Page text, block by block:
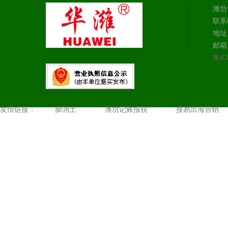
潍
联
地
邮
鲁
友情链接： 膨润土 潍坊记账报税 搜易出海营销